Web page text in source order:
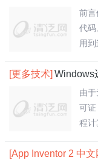
前言
代码
用
[更多技术] Windows
由
可证
程计
[App Inventor 2 中文